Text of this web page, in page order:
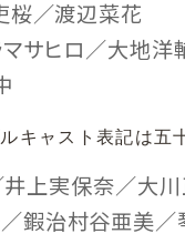
桜／渡辺菜花
サヒロ／大地洋輔
キャスト表記は五
上実保奈／大
鍜治村谷亜美／